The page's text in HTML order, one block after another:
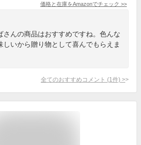
価格と在庫をAmazonでチェック >>
さんの商品はおすすめですね。色んな
しいから贈り物として喜んでもらえま
全てのおすすめコメント (1 件) >